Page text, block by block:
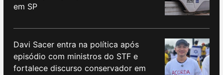
em SP
Davi Sacer entra na política após
episódio com ministros do STF e
fortalece discurso conservador em